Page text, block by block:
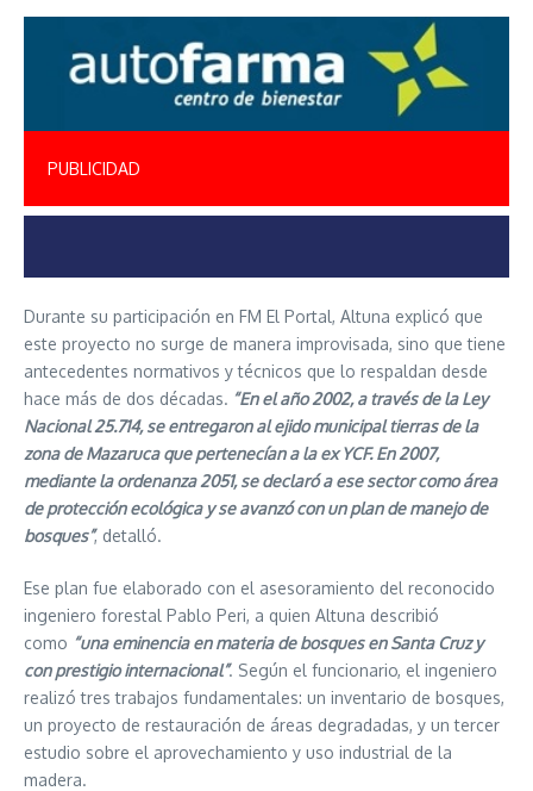
PUBLICIDAD
Durante su participación en FM El Portal, Altuna explicó que
este proyecto no surge de manera improvisada, sino que tiene
antecedentes normativos y técnicos que lo respaldan desde
hace más de dos décadas. “En el año 2002, a través de la Ley
Nacional 25.714, se entregaron al ejido municipal tierras de la
zona de Mazaruca que pertenecían a la ex YCF. En 2007,
mediante la ordenanza 2051, se declaró a ese sector como área
de protección ecológica y se avanzó con un plan de manejo de
bosques”, detalló.
Ese plan fue elaborado con el asesoramiento del reconocido
ingeniero forestal Pablo Peri, a quien Altuna describió
como “una eminencia en materia de bosques en Santa Cruz y
con prestigio internacional”. Según el funcionario, el ingeniero
realizó tres trabajos fundamentales: un inventario de bosques,
un proyecto de restauración de áreas degradadas, y un tercer
estudio sobre el aprovechamiento y uso industrial de la
madera.